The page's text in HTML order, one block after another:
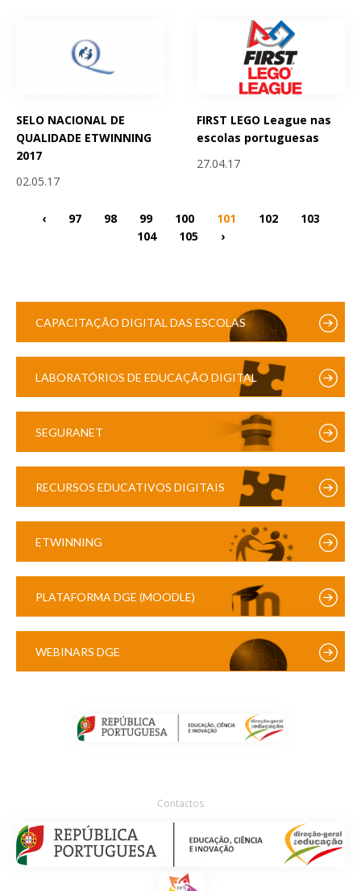
SELO NACIONAL DE
QUALIDADE ETWINNING
2017
02.05.17
FIRST LEGO League nas
escolas portuguesas
27.04.17
‹ 97 98 99 100 101 102
103
104
105 ›
CAPACITAÇÃO DIGITAL DAS ESCOLAS
LABORATÓRIOS DE EDUCAÇÃO DIGITAL
SEGURANET
RECURSOS EDUCATIVOS DIGITAIS
ETWINNING
PLATAFORMA DGE (MOODLE)
WEBINARS DGE
Contactos